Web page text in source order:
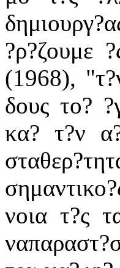
?ρ?ζουμε
(1968),
δους το?
κα? τ?ν
νοια τ?ς